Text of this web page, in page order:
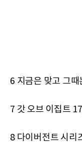
6 지금은 맞고 그
7 갓 오브 이집트
8 다이버전트 시리